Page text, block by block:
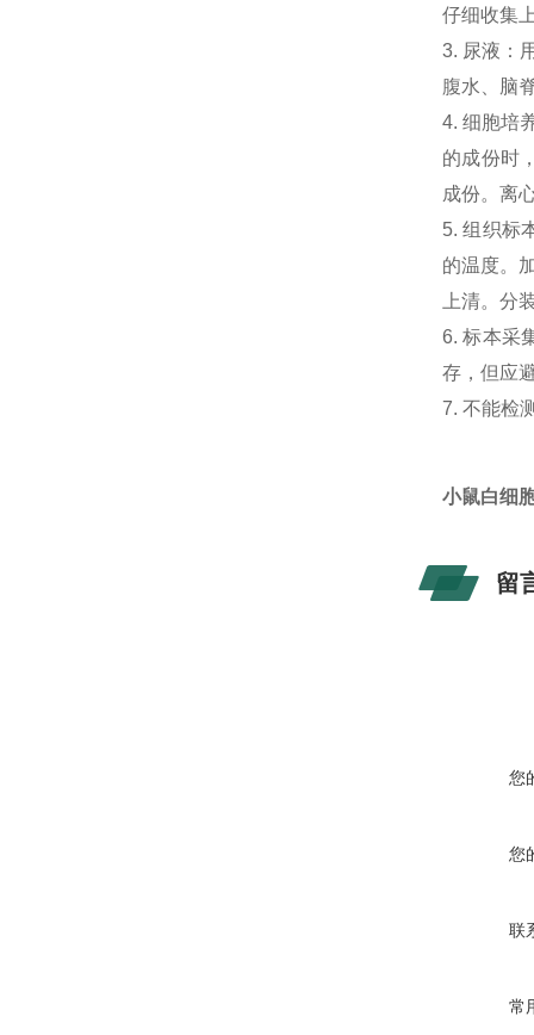
仔细收集
3. 尿液：
腹水、脑
4. 细胞培
的成份时
成份。离
5. 组织标
的温度。
上清。分
6. 标本采
存，但应
7. 不能检
小鼠白细
留
您
您
联
常